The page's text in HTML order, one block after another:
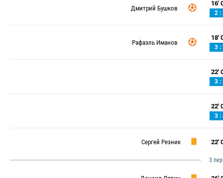
Дмитрий Бушков
16'
2 :
Рафаэль Иманов
18'
3 :
22'
3 :
22'
3 :
Сергей Резник 22'
3